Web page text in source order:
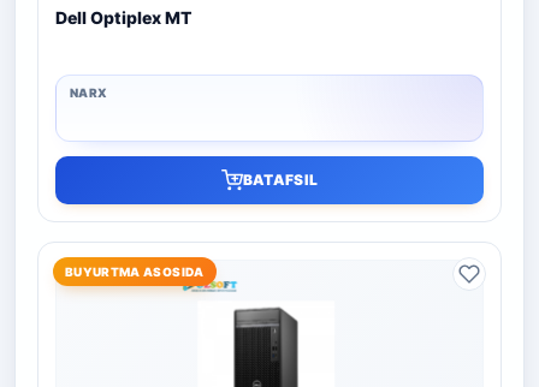
Dell Optiplex MT
BATAFSIL
BUYURTMA ASOSIDA